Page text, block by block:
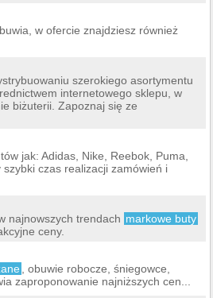
w ofercie znajdziesz również
szerokiego asortymentu
internetowego sklepu, w
biżuterii. Zapoznaj się ze
jak: Adidas, Nike, Reebok, Puma,
czas realizacji zamówień i
najnowszych trendach markowe buty
ceny.
, obuwie robocze, śniegowce,
zaproponowanie najniższych cen...